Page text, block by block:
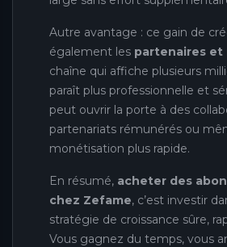
Autre avantage : ce gain de
également les partenaires et
chaîne qui affiche plusieurs
paraît plus professionnelle et
peut ouvrir la porte à des
partenariats rémunérés ou
monétisation plus rapide.
En résumé, acheter des
chez Zefame, c’est investir
stratégie de croissance sûre,
Vous gagnez du temps, vous